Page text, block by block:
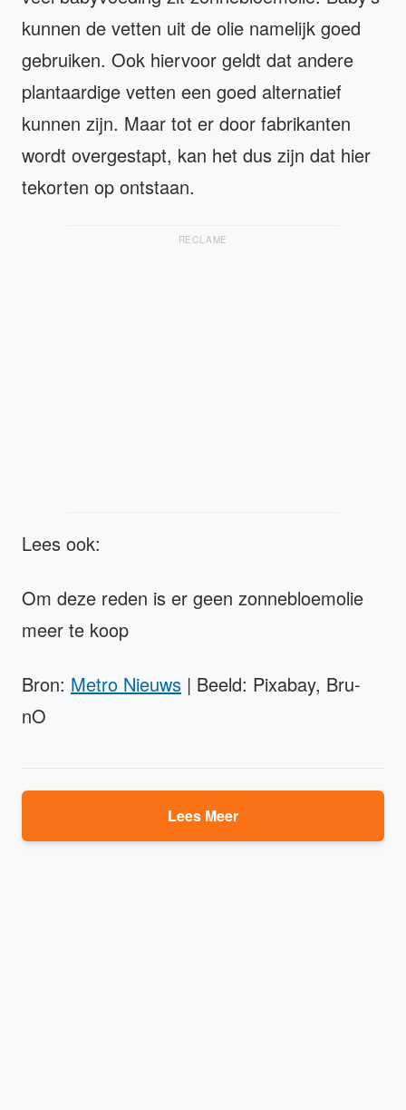
kunnen de vetten uit de olie namelijk goed
gebruiken. Ook hiervoor geldt dat andere
plantaardige vetten een goed alternatief
kunnen zijn. Maar tot er door fabrikanten
wordt overgestapt, kan het dus zijn dat hier
tekorten op ontstaan.
RECLAME
Lees ook:
Om deze reden is er geen zonnebloemolie
meer te koop
Bron: Metro Nieuws | Beeld: Pixabay, Bru-
nO
Lees Meer